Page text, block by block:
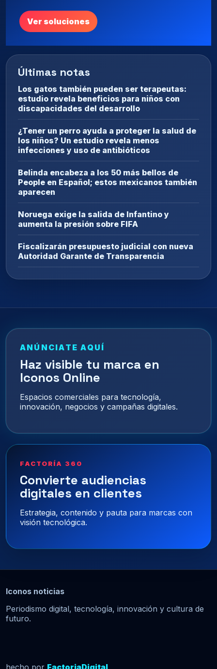
Ver soluciones
Últimas notas
Los gatos también pueden ser terapeutas:
estudio revela beneficios para niños con
discapacidades del desarrollo
¿Tener un perro ayuda a proteger la salud de
los niños? Un estudio revela menos
infecciones y uso de antibióticos
Belinda encabeza a los 50 más bellos de
People en Español; estos mexicanos también
aparecen
Noruega exige la salida de Infantino y
aumenta la presión sobre FIFA
Fiscalizarán presupuesto judicial con nueva
Autoridad Garante de Transparencia
ANÚNCIATE AQUÍ
Haz visible tu marca en
Iconos Online
Espacios comerciales para tecnología,
innovación, negocios y campañas digitales.
FACTORÍA 360
Convierte audiencias
digitales en clientes
Estrategia, contenido y pauta para marcas con
visión tecnológica.
Iconos noticias
Periodismo digital, tecnología, innovación y cultura de
futuro.